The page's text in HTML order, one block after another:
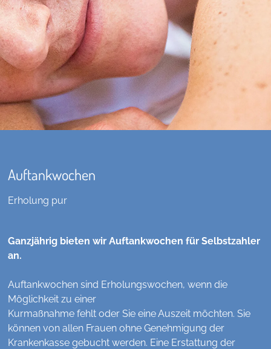
Auftankwochen
Erholung pur
Ganzjährig bieten wir Auftankwochen für Selbstzahler
an.
Auftankwochen sind Erholungswochen, wenn die
Möglichkeit zu einer
Kurmaßnahme fehlt oder Sie eine Auszeit möchten. Sie
können von allen Frauen ohne Genehmigung der
Krankenkasse gebucht werden. Eine Erstattung der